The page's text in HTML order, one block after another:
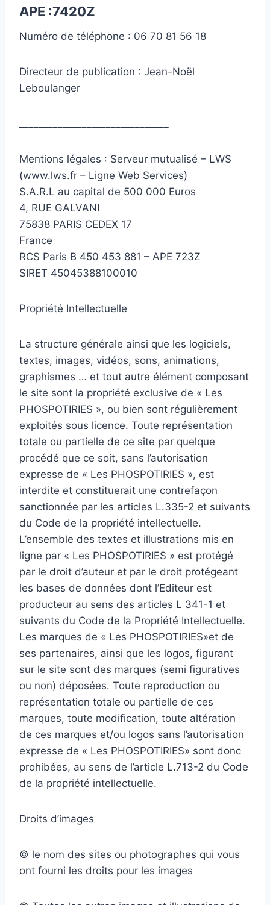
APE :7420Z
Numéro de téléphone : 06 70 81 56 18
Directeur de publication : Jean-Noël
Leboulanger
Mentions légales : Serveur mutualisé – LWS
(www.lws.fr – Ligne Web Services)
S.A.R.L au capital de 500 000 Euros
4, RUE GALVANI
75838 PARIS CEDEX 17
France
RCS Paris B 450 453 881 – APE 723Z
SIRET 45045388100010
Propriété Intellectuelle
La structure générale ainsi que les logiciels,
textes, images, vidéos, sons, animations,
graphismes … et tout autre élément composant
le site sont la propriété exclusive de « Les
PHOSPOTIRIES », ou bien sont régulièrement
exploités sous licence. Toute représentation
totale ou partielle de ce site par quelque
procédé que ce soit, sans l’autorisation
expresse de « Les PHOSPOTIRIES », est
interdite et constituerait une contrefaçon
sanctionnée par les articles L.335-2 et suivants
du Code de la propriété intellectuelle.
L’ensemble des textes et illustrations mis en
ligne par « Les PHOSPOTIRIES » est protégé
par le droit d’auteur et par le droit protégeant
les bases de données dont l’Editeur est
producteur au sens des articles L 341-1 et
suivants du Code de la Propriété Intellectuelle.
Les marques de « Les PHOSPOTIRIES»et de
ses partenaires, ainsi que les logos, figurant
sur le site sont des marques (semi figuratives
ou non) déposées. Toute reproduction ou
représentation totale ou partielle de ces
marques, toute modification, toute altération
de ces marques et/ou logos sans l’autorisation
expresse de « Les PHOSPOTIRIES» sont donc
prohibées, au sens de l’article L.713-2 du Code
de la propriété intellectuelle.
Droits d’images
© le nom des sites ou photographes qui vous
ont fourni les droits pour les images